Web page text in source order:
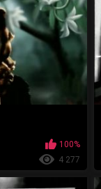
100%
4 277